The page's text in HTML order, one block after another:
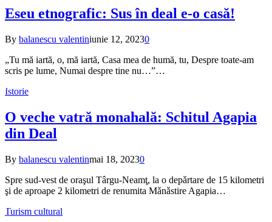
Eseu etnografic: Sus în deal e-o casă!
By balanescu valentiniunie 12, 20230
„Tu mă iartă, o, mă iartă, Casa mea de humă, tu, Despre toate-am
scris pe lume, Numai despre tine nu…”…
Istorie
O veche vatră monahală: Schitul Agapia
din Deal
By balanescu valentinmai 18, 20230
Spre sud-vest de oraşul Târgu-Neamţ, la o depǎrtare de 15 kilometri
şi de aproape 2 kilometri de renumita Mǎnǎstire Agapia…
Turism cultural